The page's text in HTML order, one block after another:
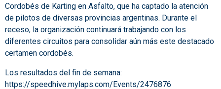
Cordobés de Karting en Asfalto, que ha captado la atención
de pilotos de diversas provincias argentinas. Durante el
receso, la organización continuará trabajando con los
diferentes circuitos para consolidar aún más este destacado
certamen cordobés.
Los resultados del fin de semana:
https://speedhive.mylaps.com/Events/2476876